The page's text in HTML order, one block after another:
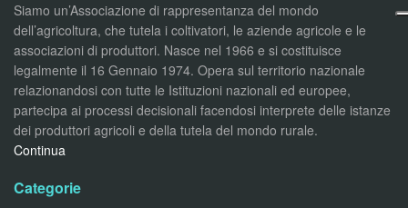
Siamo un’Associazione di rappresentanza del mondo
dell’agricoltura, che tutela i coltivatori, le aziende agricole e le
associazioni di produttori. Nasce nel 1966 e si costituisce
legalmente il 16 Gennaio 1974. Opera sul territorio nazionale
relazionandosi con tutte le Istituzioni nazionali ed europee,
partecipa ai processi decisionali facendosi interprete delle istanze
dei produttori agricoli e della tutela del mondo rurale.
Continua
Categorie